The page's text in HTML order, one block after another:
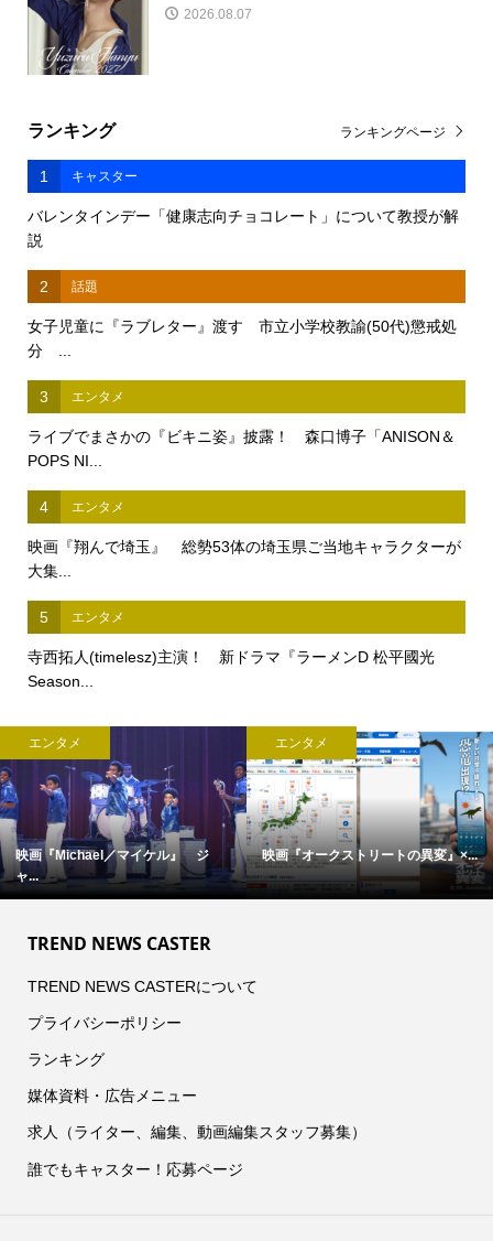
2026.08.07
ランキング
1 キャスター
バレンタインデー「健康志向チョコレート」について教授が解
説
2 話題
女子児童に『ラブレター』渡す 市立小学校教諭(50代)懲戒処
分 ...
3 エンタメ
ライブでまさかの『ビキニ姿』披露！ 森口博子「ANISON＆
POPS NI...
4 エンタメ
映画『翔んで埼玉』 総勢53体の埼玉県ご当地キャラクターが
大集...
5 エンタメ
寺西拓人(timelesz)主演！ 新ドラマ『ラーメンD 松平國光
Season...
ランキングページ
エンタメ
映画『Michael／マイケル』 ジ
ャ...
エンタメ
映画『オークストリートの異変』×...
TREND NEWS CASTER
TREND NEWS CASTERについて
プライバシーポリシー
ランキング
媒体資料・広告メニュー
求人（ライター、編集、動画編集スタッフ募集）
誰でもキャスター！応募ページ